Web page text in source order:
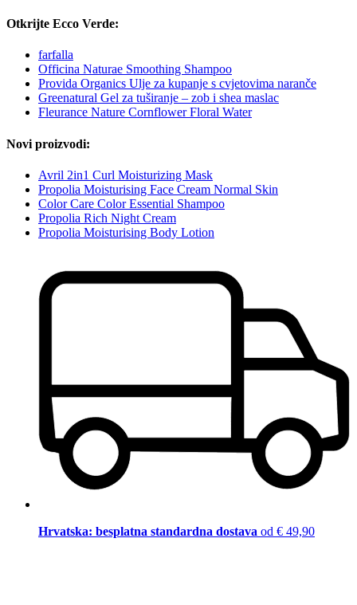
Otkrijte Ecco Verde:
farfalla
Officina Naturae Smoothing Shampoo
Provida Organics Ulje za kupanje s cvjetovima naranče
Greenatural Gel za tuširanje – zob i shea maslac
Fleurance Nature Cornflower Floral Water
Novi proizvodi:
Avril 2in1 Curl Moisturizing Mask
Propolia Moisturising Face Cream Normal Skin
Color Care Color Essential Shampoo
Propolia Rich Night Cream
Propolia Moisturising Body Lotion
Hrvatska: besplatna standardna dostava od € 49,90